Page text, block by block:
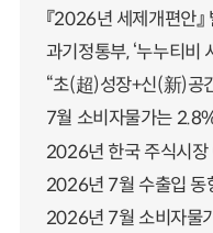
『2026년 세제개편안』
과기정통부, ‘누누티비
“초(超)성장+신(新)공
7월 소비자물가는
2026년 한국 주식시장
2026년 7월 수출입 동
2026년 7월 소비자물